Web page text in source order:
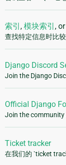
索引 , 模块索引 , or
查找特定信息时比
Django Discord
Join the Django
Official Django
Join the community
Ticket tracker
在我们的 `ticket